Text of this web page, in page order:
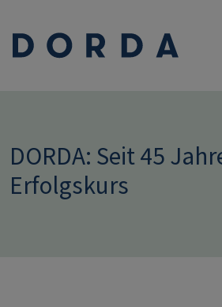
DORDA: Seit 45
Erfolgskurs